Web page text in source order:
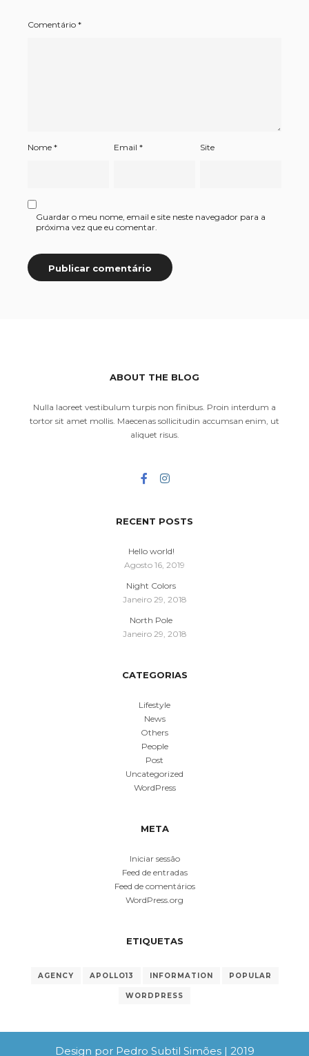
Comentário *
Nome * Email* Site
Guardar o meu nome, email e site neste navegador para a
próxima vez que eu comentar.
ABOUT THE BLOG
Nulla laoreet vestibulum turpis non finibus. Proin interdum a
tortor sit amet mollis. Maecenas sollicitudin accumsan enim, ut
aliquet risus.
RECENT POSTS
Hello world!
Agosto 16, 2019
Night Colors
Janeiro 29, 2018
North Pole
Janeiro 29, 2018
CATEGORIAS
Lifestyle
News
Others
People
Post
Uncategorized
WordPress
META
Iniciar sessão
Feed de entradas
Feed de comentários
WordPress.org
ETIQUETAS
AGENCY APOLLO13 INFORMATION POPULAR
WORDPRESS
Design por Pedro Subtil Simões | 2019